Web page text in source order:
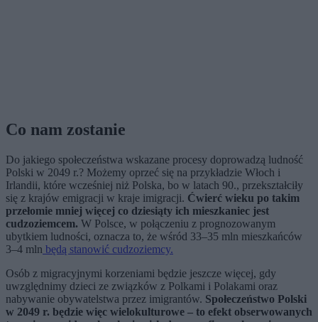
Co nam zostanie
Do jakiego społeczeństwa wskazane procesy doprowadzą ludność
Polski w 2049 r.? Możemy oprzeć się na przykładzie Włoch i
Irlandii, które wcześniej niż Polska, bo w latach 90., przekształciły
się z krajów emigracji w kraje imigracji. Ćwierć wieku po takim
przełomie mniej więcej co dziesiąty ich mieszkaniec jest
cudzoziemcem. W Polsce, w połączeniu z prognozowanym
ubytkiem ludności, oznacza to, że wśród 33–35 mln mieszkańców
3–4 mln będą stanowić cudzoziemcy.
Osób z migracyjnymi korzeniami będzie jeszcze więcej, gdy
uwzględnimy dzieci ze związków z Polkami i Polakami oraz
nabywanie obywatelstwa przez imigrantów. Społeczeństwo Polski
w 2049 r. będzie więc wielokulturowe – to efekt obserwowanych